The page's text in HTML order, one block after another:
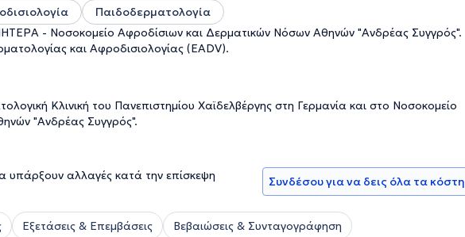
Παιδοδερματολογία
- Νοσοκομείο Αφροδίσιων και Δερματικών Νόσων Αθηνών "Ανδρέας Συγγρός".
και Αφροδισιολογίας (EADV).
Κλινική του Πανεπιστημίου Χαϊδελβέργης στη Γερμανία και στο Νοσοκομείο
"Ανδρέας Συγγρός".
υπάρξουν αλλαγές κατά την επίσκεψη
Συνδέσου για να δεις όλα τα κόστη
Εξετάσεις & Επεμβάσεις Βεβαιώσεις & Συνταγογράφηση